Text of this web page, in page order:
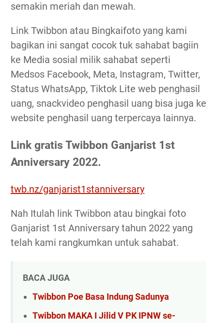
semakin meriah dan mewah.
Link Twibbon atau Bingkaifoto yang kami
bagikan ini sangat cocok tuk sahabat bagiin
ke Media sosial milik sahabat seperti
Medsos Facebook, Meta, Instagram, Twitter,
Status WhatsApp, Tiktok Lite web penghasil
uang, snackvideo penghasil uang bisa juga ke
website penghasil uang terpercaya lainnya.
Link gratis Twibbon Ganjarist 1st
Anniversary 2022.
twb.nz/ganjarist1stanniversary
Nah Itulah link Twibbon atau bingkai foto
Ganjarist 1st Anniversary tahun 2022 yang
telah kami rangkumkan untuk sahabat.
BACA JUGA
Twibbon Poe Basa Indung Sadunya
Twibbon MAKA I Jilid V PK IPNW se-